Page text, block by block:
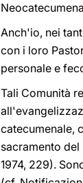
Anch'io, nei
con i loro
personale e
Tali Comunità
catecumenale,
sacramento
1974, 229).